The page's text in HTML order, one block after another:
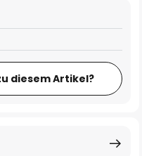
diesem Artikel?